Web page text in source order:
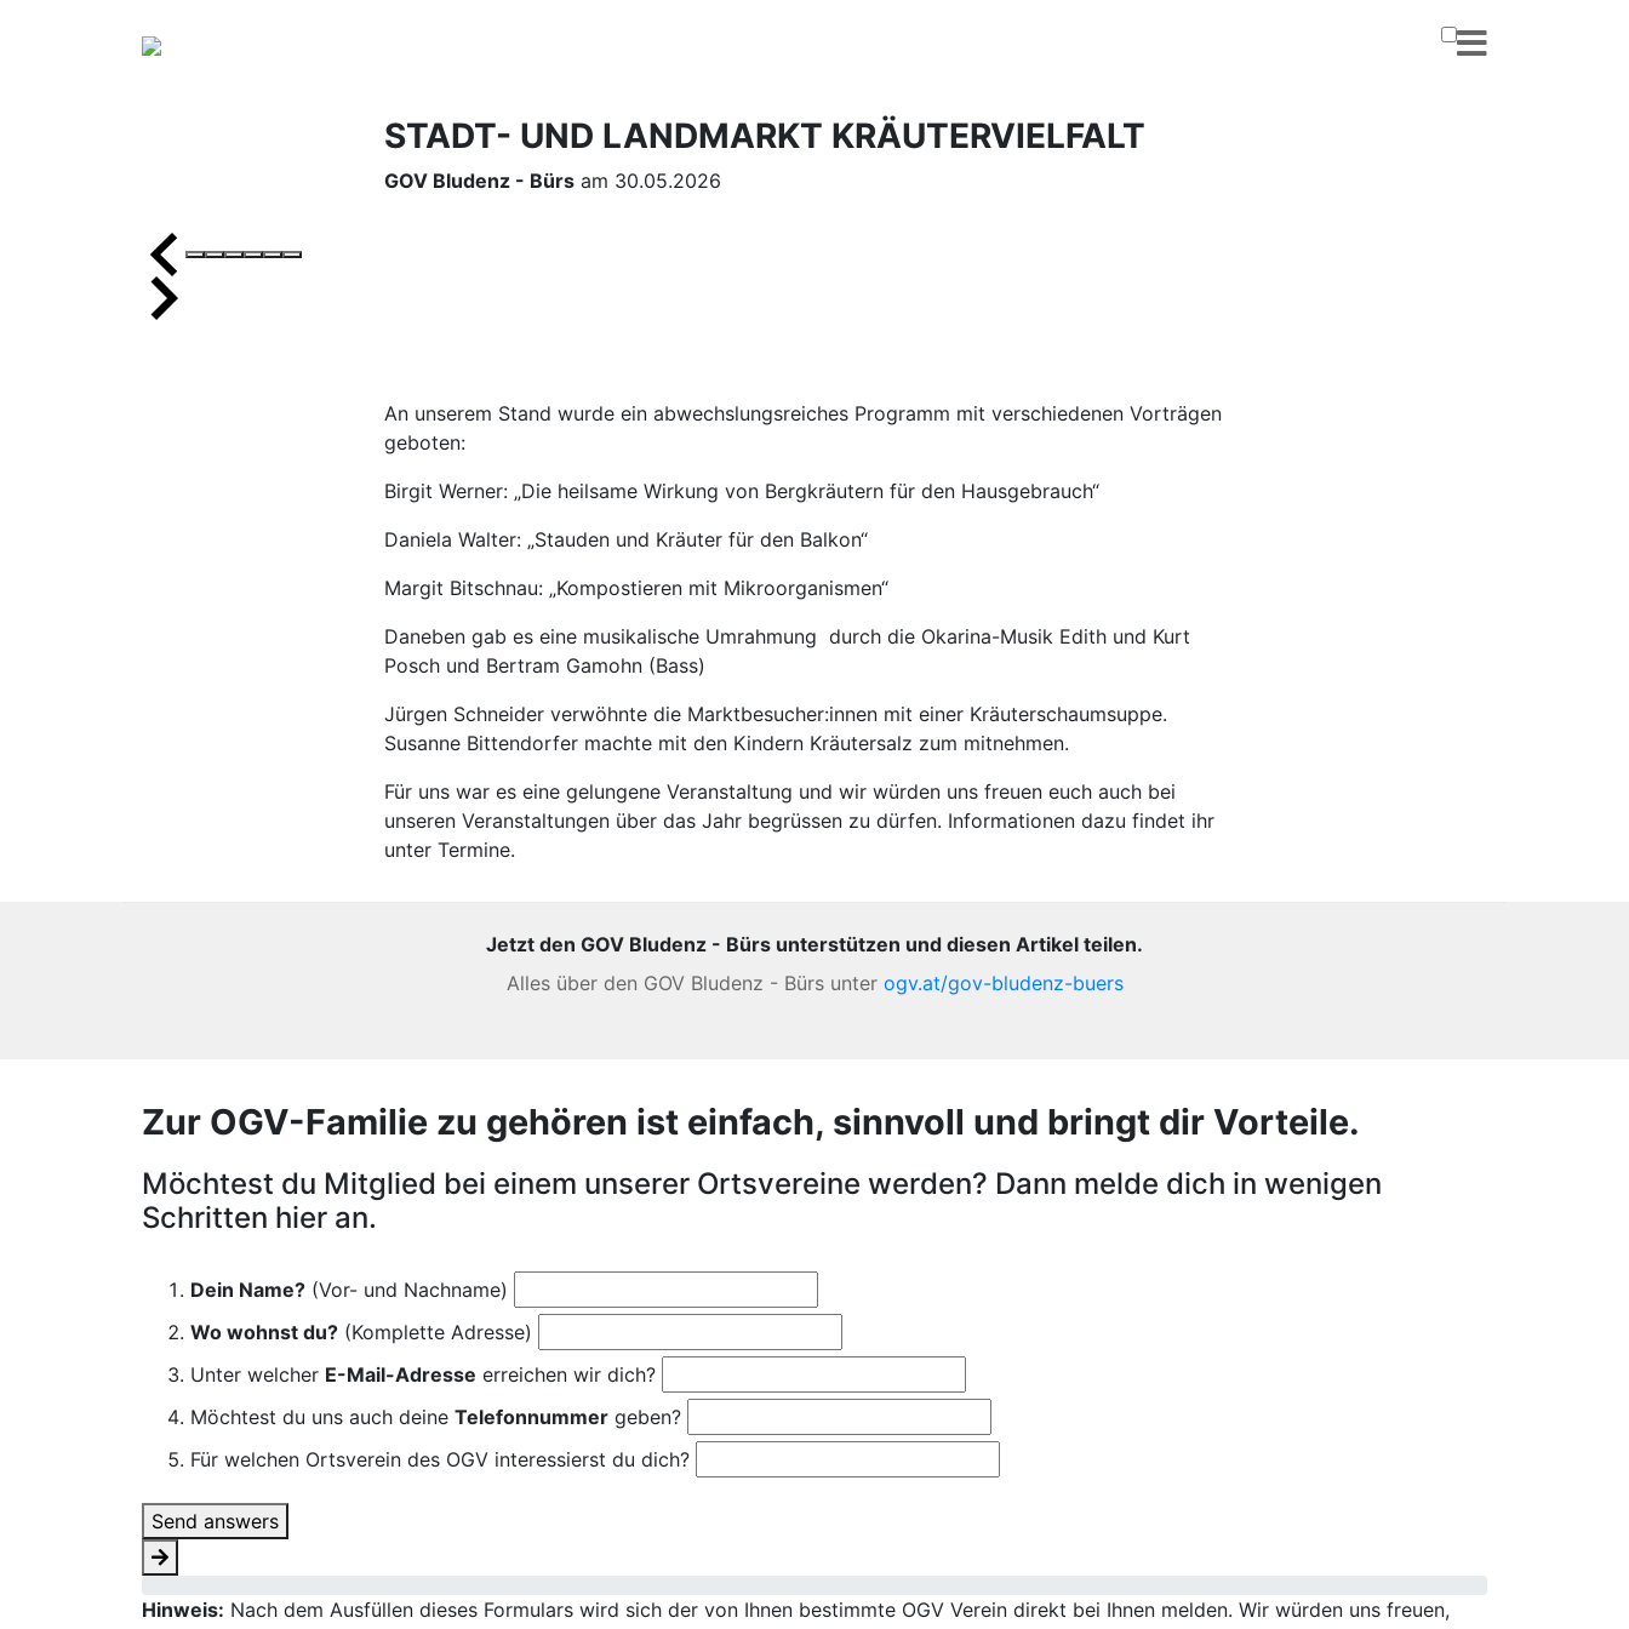
STADT- UND LANDMARKT KRÄUTERVIELFALT
GOV Bludenz - Bürs am 30.05.2026
An unserem Stand wurde ein abwechslungsreiches Programm mit verschiedenen Vorträgen
geboten:
Birgit Werner: „Die heilsame Wirkung von Bergkräutern für den Hausgebrauch“
Daniela Walter: „Stauden und Kräuter für den Balkon“
Margit Bitschnau: „Kompostieren mit Mikroorganismen“
Daneben gab es eine musikalische Umrahmung durch die Okarina-Musik Edith und Kurt
Posch und Bertram Gamohn (Bass)
Jürgen Schneider verwöhnte die Marktbesucher:innen mit einer Kräuterschaumsuppe.
Susanne Bittendorfer machte mit den Kindern Kräutersalz zum mitnehmen.
Für uns war es eine gelungene Veranstaltung und wir würden uns freuen euch auch bei
unseren Veranstaltungen über das Jahr begrüssen zu dürfen. Informationen dazu findet ihr
unter Termine.
Jetzt den GOV Bludenz - Bürs unterstützen und diesen Artikel teilen.
Alles über den GOV Bludenz - Bürs unter ogv.at/gov-bludenz-buers
Zur OGV-Familie zu gehören ist einfach, sinnvoll und bringt dir Vorteile.
Möchtest du Mitglied bei einem unserer Ortsvereine werden? Dann melde dich in wenigen
Schritten hier an.
Dein Name? (Vor- und Nachname)
Wo wohnst du? (Komplette Adresse)
Unter welcher E-Mail-Adresse erreichen wir dich?
Möchtest du uns auch deine Telefonnummer geben?
Für welchen Ortsverein des OGV interessierst du dich?
Send answers
Hinweis: Nach dem Ausfüllen dieses Formulars wird sich der von Ihnen bestimmte OGV Verein direkt bei Ihnen melden. Wir würden uns freuen,